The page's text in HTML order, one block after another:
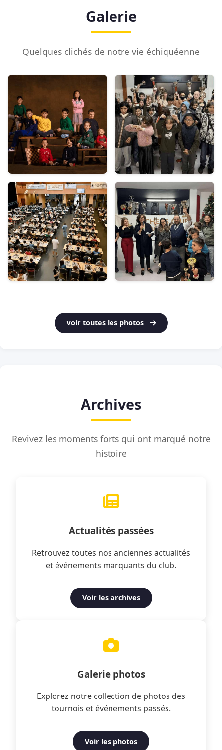
Galerie
Quelques clichés de notre vie échiquéenne
Voir toutes les photos
Archives
Revivez les moments forts qui ont marqué notre
histoire
Actualités passées
Retrouvez toutes nos anciennes actualités
et événements marquants du club.
Voir les archives
Galerie photos
Explorez notre collection de photos des
tournois et événements passés.
Voir les photos